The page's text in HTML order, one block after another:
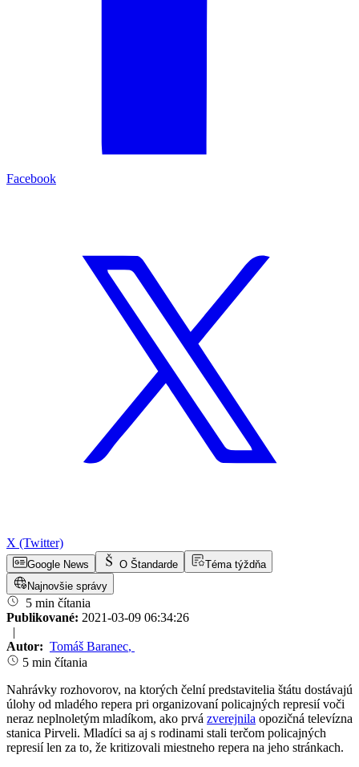
Facebook
X (Twitter)
Google News O Štandarde
Téma týždňa
Najnovšie správy
5 min čítania
Publikované: 2021-03-09 06:34:26
|
Autor: Tomáš Baranec,
5 min čítania
Nahrávky rozhovorov, na ktorých čelní predstavitelia štátu dostávajú
úlohy od mladého repera pri organizovaní policajných represií voči
neraz neplnoletým mladíkom, ako prvá zverejnila opozičná televízna
stanica Pirveli. Mladíci sa aj s rodinami stali terčom policajných
represií len za to, že kritizovali miestneho repera na jeho stránkach.